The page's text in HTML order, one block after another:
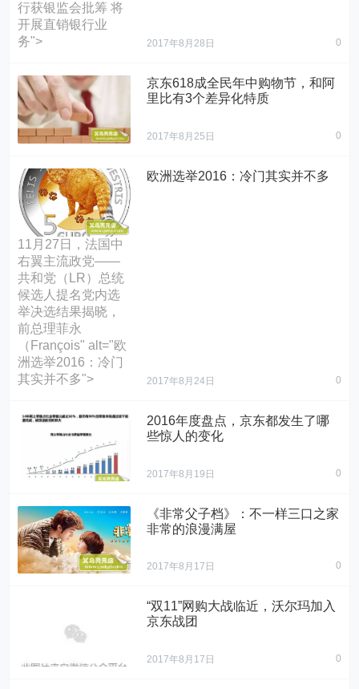
即将碾压美国">
行获银监会批筹 将
开展直销银行业
务">
2017年8月28日 0
京东618成全民年中购物节，和阿
里比有3个差异化特质
2017年8月25日 0
11月27日，法国中
右翼主流政党——
共和党（LR）总统
候选人提名党内选
举决选结果揭晓，
前总理菲永
（François" alt="欧
洲选举2016：冷门
其实并不多">
欧洲选举2016：冷门其实并不多
2017年8月24日 0
业部将中小门店纳
入品牌商的销售终
端体系，面向全国
的中小门店推出一
储配送支持、地勤
服务、门店营销、
数据分享等“一站式”
2016年度盘点，京东都发生了哪
些惊人的变化
2017年8月19日 0
中实际上比较常
怪，也有些特殊之
《非常父子档》：不一样三口之家
非常的浪漫满屋
2017年8月17日 0
“双11”网购大战临近，沃尔玛加入
京东战团
2017年8月17日 0